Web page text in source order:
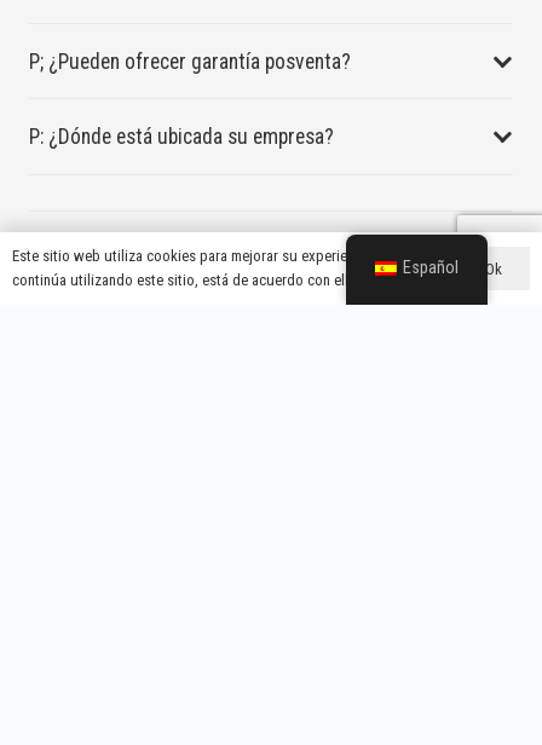
P; ¿Pueden ofrecer garantía posventa?
P: ¿Dónde está ubicada su empresa?
P: ¿Cuántos años lleva su fábrica en funcionamiento?
Español
Este sitio web utiliza cookies para mejorar su experiencia. Si
continúa utilizando este sitio, está de acuerdo con ello.
Ok